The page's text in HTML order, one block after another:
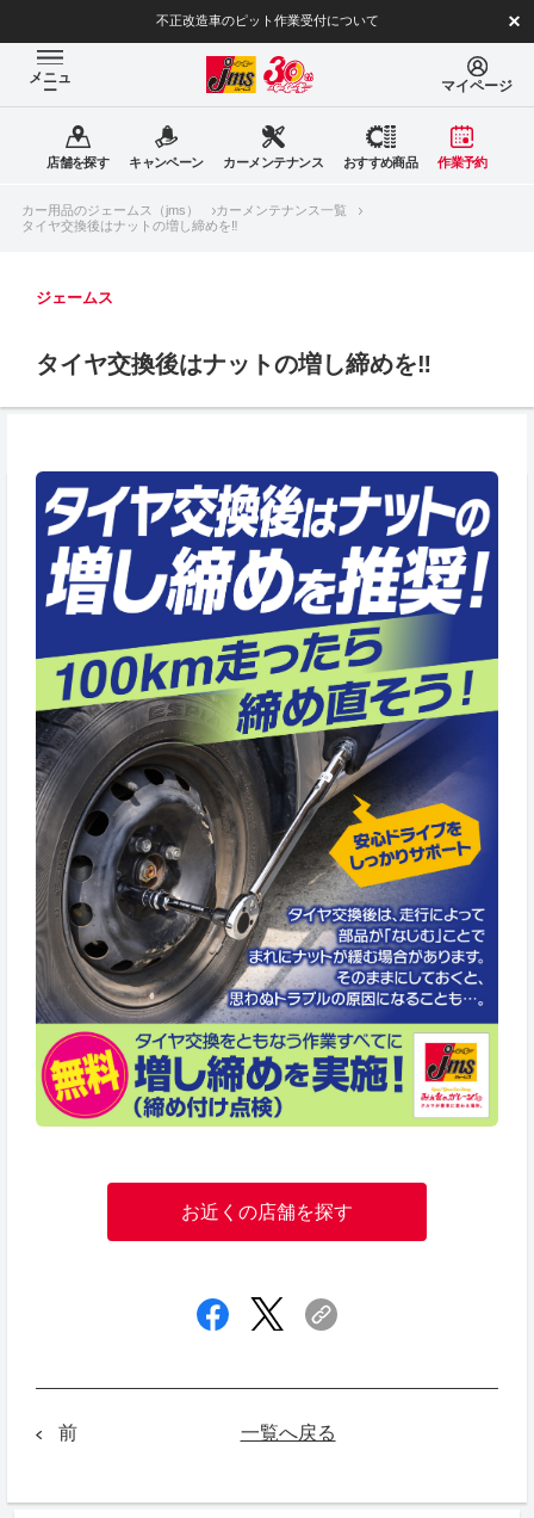
不正改造車のピット作業受付について
メニュ
ー マイページ
店舗を探す キャンペーン カーメンテナンス おすすめ商品 作業予約
カー用品のジェームス（jms）
カーメンテナンス一覧
タイヤ交換後はナットの増し締めを‼
ジェームス
タイヤ交換後はナットの増し締めを‼
お近くの店舗を探す
前 一覧へ戻る